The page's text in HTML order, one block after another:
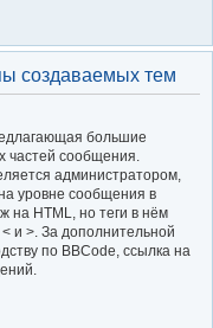
создаваемых тем
большие
сообщения.
администратором,
уровне сообщения в
на HTML, но теги в нём
и >. За дополнительной
по BBCode, ссылка на